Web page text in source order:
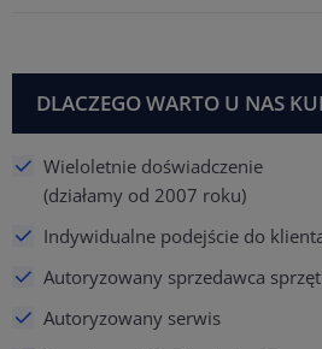
DLACZEGO WARTO U NAS
Wieloletnie doświadczenie
(działamy od 2007 roku)
Indywidualne podejście do
Autoryzowany sprzedawca
Autoryzowany serwis